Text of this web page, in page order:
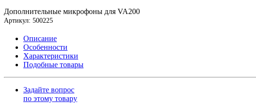
Дополнительные микрофоны для VA200
Артикул: 500225
Описание
Особенности
Характеристики
Подобные товары
Задайте вопрос
по этому товару